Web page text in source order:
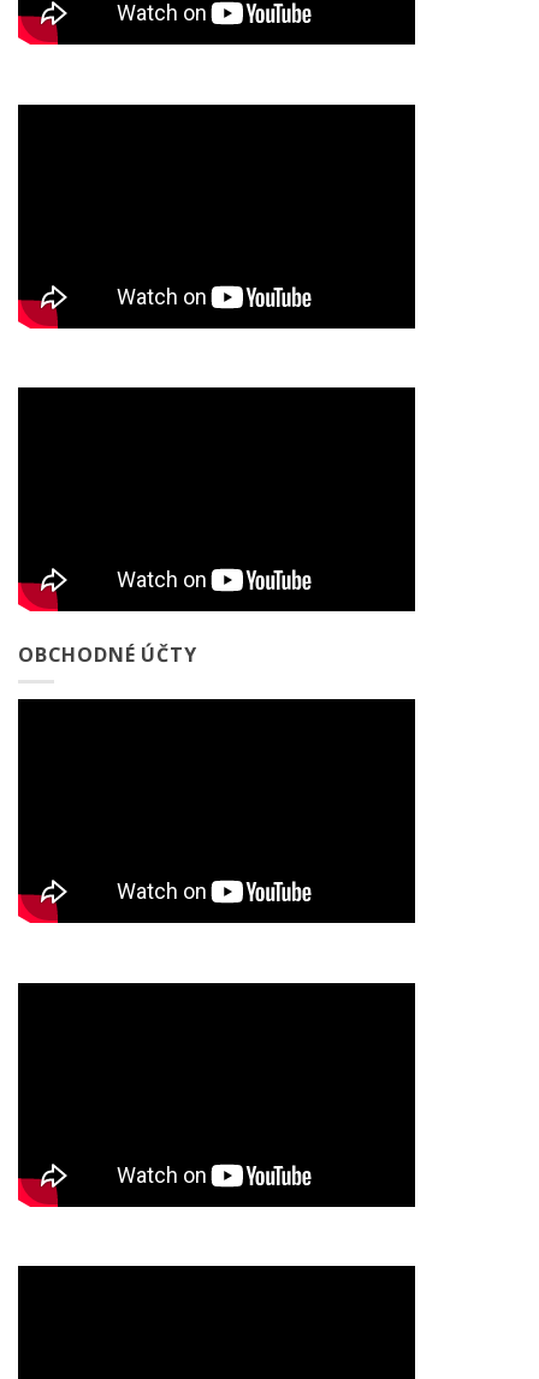
OBCHODNÉ ÚČTY